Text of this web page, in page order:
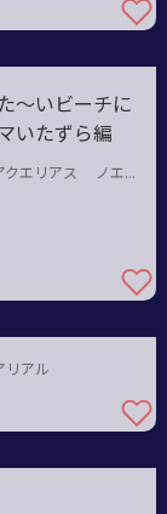
～いビーチに
いたずら編
レイシア・アクエリアス ノエマ・コルレオーネ
リアル